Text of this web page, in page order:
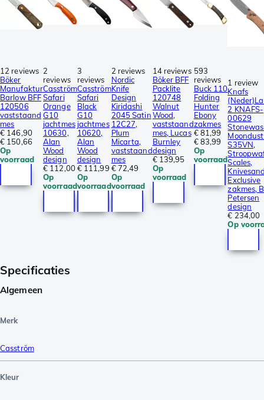
12 reviews
Böker
Manufaktur
Barlow BFF
120506
vaststaand
mes
€ 146,90
€ 150,66
Op
voorraad
2
reviews
Casström
Safari
Orange
G10
jachtmes
10630,
Alan
Wood
design
€ 112,00
Op
voorraad
3
reviews
Casström
Safari
Black
G10
jachtmes
10620,
Alan
Wood
design
€ 111,99
Op
voorraad
2 reviews
Nordic
Knife
Design
Kiridashi
2045 Satin
12C27,
Plum
Micarta,
vaststaand
mes
€ 72,49
Op
voorraad
14 reviews
Böker BFF
Packlite
120748
Walnut
Wood,
vaststaand
mes, Lucas
Burnley
design
€ 139,95
Op
voorraad
593
reviews
Buck 110
Folding
Hunter
Ebony
zakmes
€ 81,99
€ 83,99
Op
voorraad
1 review
Knafs
2 KNAFS-
00629
S35VN,
Scales,
Exclusive
zakmes,
Petersen
design
€ 234,00
Op
Specificaties
Algemeen
Merk
Casström
Kleur